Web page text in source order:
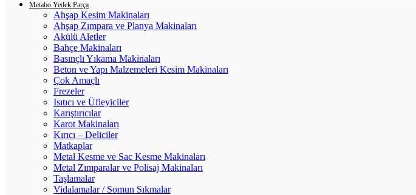
Metabo Yedek Parça
Ahşap Kesim Makinaları
Ahşap Zımpara ve Planya Makinaları
Akülü Aletler
Bahçe Makinaları
Basınçlı Yıkama Makinaları
Beton ve Yapı Malzemeleri Kesim Makinaları
Çok Amaçlı
Frezeler
Isıtıcı ve Üfleyiciler
Karıştırıcılar
Karot Makinaları
Kırıcı – Deliciler
Matkaplar
Metal Kesme ve Sac Kesme Makinaları
Metal Zımparalar ve Polisaj Makinaları
Taşlamalar
Vidalamalar / Somun Sıkmalar